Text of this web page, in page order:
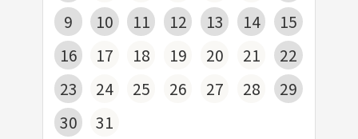
9
10 11 12 13 14
15
16
17 18 19 20 21
22
23
24 25 26 27 28
29
30
31